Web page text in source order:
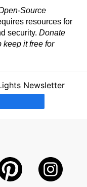
Source
resources for
security. Donate
keep it free for
Newsletter